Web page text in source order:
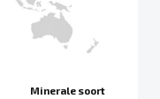
Minerale soort